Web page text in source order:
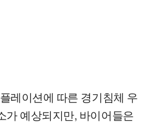
레이션에 따른 경기침체 우
가 예상되지만, 바이어들은